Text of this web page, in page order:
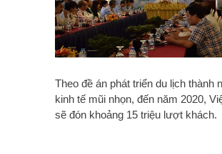
Theo đề án phát triển du lịch thành
kinh tế mũi nhọn, đến năm 2020,
sẽ đón khoảng 15 triệu lượt khách.